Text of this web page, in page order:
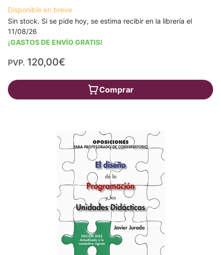
Disponible en breve
Sin stock. Si se pide hoy, se estima recibir en la librería el
11/08/26
¡GASTOS DE ENVÍO GRATIS!
PVP. 120,00€
Comprar